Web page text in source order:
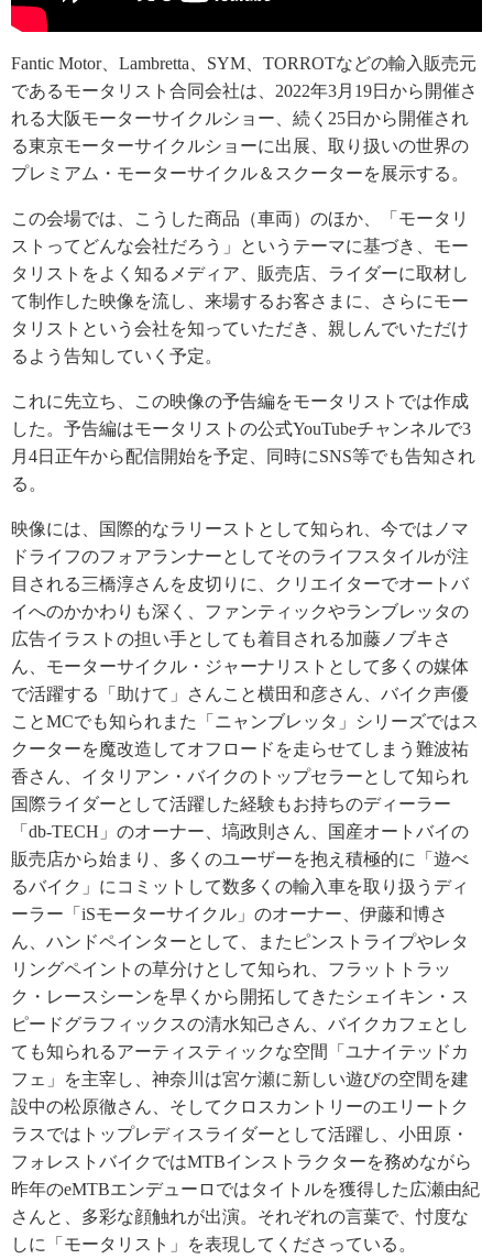
Fantic Motor、Lambretta、SYM、TORROTなどの輸入販売元
であるモータリスト合同会社は、2022年3月19日から開催さ
れる大阪モーターサイクルショー、続く25日から開催され
る東京モーターサイクルショーに出展、取り扱いの世界の
プレミアム・モーターサイクル＆スクーターを展示する。
この会場では、こうした商品（車両）のほか、「モータリ
ストってどんな会社だろう」というテーマに基づき、モー
タリストをよく知るメディア、販売店、ライダーに取材し
て制作した映像を流し、来場するお客さまに、さらにモー
タリストという会社を知っていただき、親しんでいただけ
るよう告知していく予定。
これに先立ち、この映像の予告編をモータリストでは作成
した。予告編はモータリストの公式YouTubeチャンネルで3
月4日正午から配信開始を予定、同時にSNS等でも告知され
る。
映像には、国際的なラリーストとして知られ、今ではノマ
ドライフのフォアランナーとしてそのライフスタイルが注
目される三橋淳さんを皮切りに、クリエイターでオートバ
イへのかかわりも深く、ファンティックやランブレッタの
広告イラストの担い手としても着目される加藤ノブキさ
ん、モーターサイクル・ジャーナリストとして多くの媒体
で活躍する「助けて」さんこと横田和彦さん、バイク声優
ことMCでも知られまた「ニャンブレッタ」シリーズではス
クーターを魔改造してオフロードを走らせてしまう難波祐
香さん、イタリアン・バイクのトップセラーとして知られ
国際ライダーとして活躍した経験もお持ちのディーラー
「db-TECH」のオーナー、塙政則さん、国産オートバイの
販売店から始まり、多くのユーザーを抱え積極的に「遊べ
るバイク」にコミットして数多くの輸入車を取り扱うディ
ーラー「iSモーターサイクル」のオーナー、伊藤和博さ
ん、ハンドペインターとして、またピンストライプやレタ
リングペイントの草分けとして知られ、フラットトラッ
ク・レースシーンを早くから開拓してきたシェイキン・ス
ピードグラフィックスの清水知己さん、バイクカフェとし
ても知られるアーティスティックな空間「ユナイテッドカ
フェ」を主宰し、神奈川は宮ケ瀬に新しい遊びの空間を建
設中の松原徹さん、そしてクロスカントリーのエリートク
ラスではトップレディスライダーとして活躍し、小田原・
フォレストバイクではMTBインストラクターを務めながら
昨年のeMTBエンデューロではタイトルを獲得した広瀬由紀
さんと、多彩な顔触れが出演。それぞれの言葉で、忖度な
しに「モータリスト」を表現してくださっている。